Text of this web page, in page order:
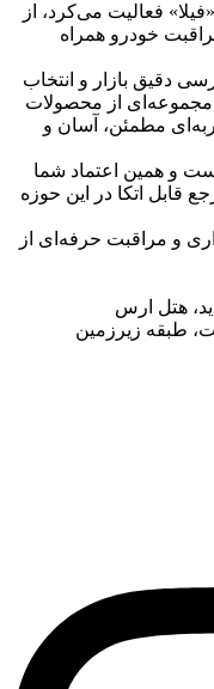
با نام «فیلا» فعالیت می‌کرد، از
مراقبت خودرو همراه
دقیق بازار و انتخاب
مجموعه‌ای از محصولات
مطمئن، آسان و
و همین اعتماد شما
به یک مرجع قابل اتکا در این حوزه
نگهداری و مراقبت حرفه‌ای از
هتل ارس
طبقه زیرزمین